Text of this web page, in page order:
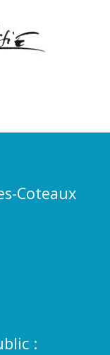
Coteaux
: